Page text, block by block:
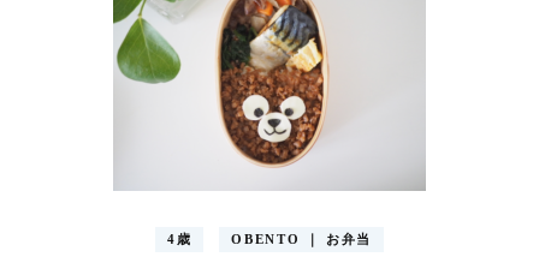
4歳 OBENTO ｜ お弁当